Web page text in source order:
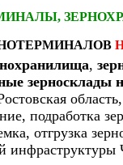
,
зерносклады
подработка
отгрузка